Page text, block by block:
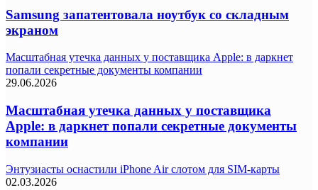
Samsung запатентовала ноутбук со складным
экраном
Масштабная утечка данных у поставщика Apple: в даркнет
попали секретные документы компании
29.06.2026
Масштабная утечка данных у поставщика
Apple: в даркнет попали секретные документы
компании
Энтузиасты оснастили iPhone Air слотом для SIM-карты
02.03.2026